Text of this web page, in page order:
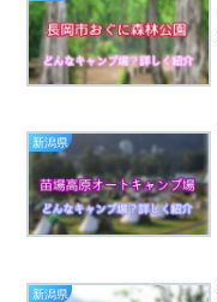
新潟県
新潟県